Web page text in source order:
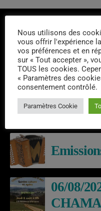
DERNIERS
06/08/
Nous utilisons des
vous offrir l'expérience
vos préférences et en
sur « Tout accepter »,
TOUS les cookies.
« Paramètres des
consentement contrôlé.
Paramètres Cookie